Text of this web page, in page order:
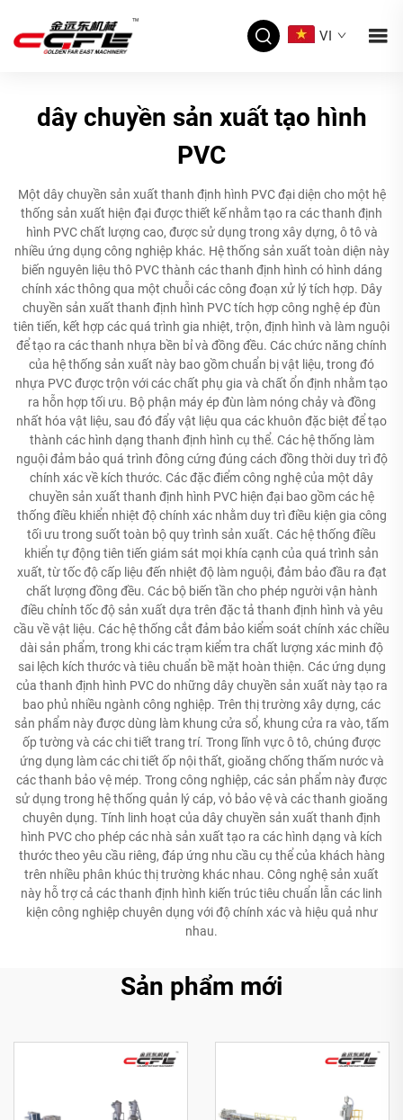
VI
dây chuyền sản xuất tạo hình
PVC
Một dây chuyền sản xuất thanh định hình PVC đại diện cho một hệ
thống sản xuất hiện đại được thiết kế nhằm tạo ra các thanh định
hình PVC chất lượng cao, được sử dụng trong xây dựng, ô tô và
nhiều ứng dụng công nghiệp khác. Hệ thống sản xuất toàn diện này
biến nguyên liệu thô PVC thành các thanh định hình có hình dáng
chính xác thông qua một chuỗi các công đoạn xử lý tích hợp. Dây
chuyền sản xuất thanh định hình PVC tích hợp công nghệ ép đùn
tiên tiến, kết hợp các quá trình gia nhiệt, trộn, định hình và làm nguội
để tạo ra các thanh nhựa bền bỉ và đồng đều. Các chức năng chính
của hệ thống sản xuất này bao gồm chuẩn bị vật liệu, trong đó
nhựa PVC được trộn với các chất phụ gia và chất ổn định nhằm tạo
ra hỗn hợp tối ưu. Bộ phận máy ép đùn làm nóng chảy và đồng
nhất hóa vật liệu, sau đó đẩy vật liệu qua các khuôn đặc biệt để tạo
thành các hình dạng thanh định hình cụ thể. Các hệ thống làm
nguội đảm bảo quá trình đông cứng đúng cách đồng thời duy trì độ
chính xác về kích thước. Các đặc điểm công nghệ của một dây
chuyền sản xuất thanh định hình PVC hiện đại bao gồm các hệ
thống điều khiển nhiệt độ chính xác nhằm duy trì điều kiện gia công
tối ưu trong suốt toàn bộ quy trình sản xuất. Các hệ thống điều
khiển tự động tiên tiến giám sát mọi khía cạnh của quá trình sản
xuất, từ tốc độ cấp liệu đến nhiệt độ làm nguội, đảm bảo đầu ra đạt
chất lượng đồng đều. Các bộ biến tần cho phép người vận hành
điều chỉnh tốc độ sản xuất dựa trên đặc tả thanh định hình và yêu
cầu về vật liệu. Các hệ thống cắt đảm bảo kiểm soát chính xác chiều
dài sản phẩm, trong khi các trạm kiểm tra chất lượng xác minh độ
sai lệch kích thước và tiêu chuẩn bề mặt hoàn thiện. Các ứng dụng
của thanh định hình PVC do những dây chuyền sản xuất này tạo ra
bao phủ nhiều ngành công nghiệp. Trên thị trường xây dựng, các
sản phẩm này được dùng làm khung cửa sổ, khung cửa ra vào, tấm
ốp tường và các chi tiết trang trí. Trong lĩnh vực ô tô, chúng được
ứng dụng làm các chi tiết ốp nội thất, gioăng chống thấm nước và
các thanh bảo vệ mép. Trong công nghiệp, các sản phẩm này được
sử dụng trong hệ thống quản lý cáp, vỏ bảo vệ và các thanh gioăng
chuyên dụng. Tính linh hoạt của dây chuyền sản xuất thanh định
hình PVC cho phép các nhà sản xuất tạo ra các hình dạng và kích
thước theo yêu cầu riêng, đáp ứng nhu cầu cụ thể của khách hàng
trên nhiều phân khúc thị trường khác nhau. Công nghệ sản xuất
này hỗ trợ cả các thanh định hình kiến trúc tiêu chuẩn lẫn các linh
kiện công nghiệp chuyên dụng với độ chính xác và hiệu quả như
nhau.
Sản phẩm mới